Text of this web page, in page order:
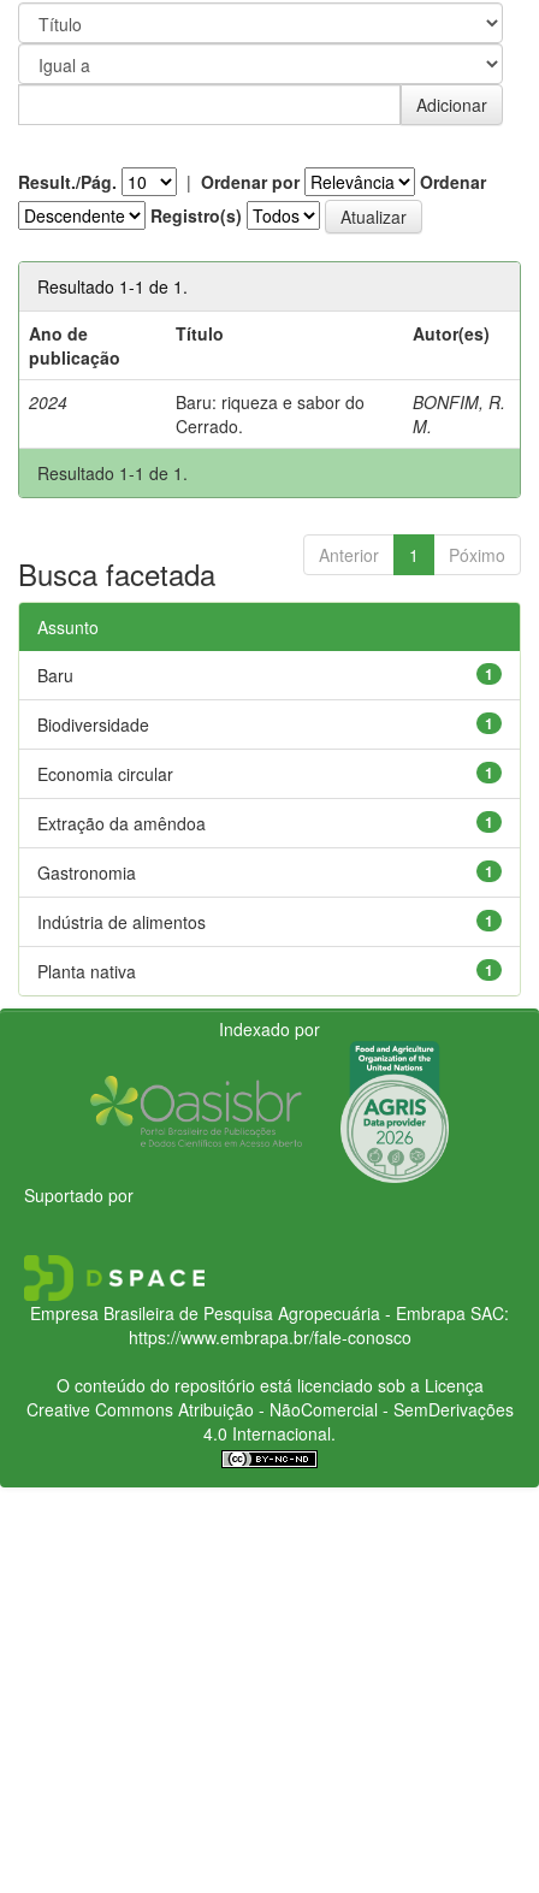
Result./Pág. | Ordenar por
Ordenar
Registro(s)
Resultado 1-1 de 1.
Ano de
publicação
Título Autor(es)
2024
Baru: riqueza e sabor do
Cerrado.
BONFIM, R.
M.
Resultado 1-1 de 1.
Anterior 1 Póximo
Busca facetada
Assunto
1
Baru
1
Biodiversidade
1
Economia circular
1
Extração da amêndoa
1
Gastronomia
1
Indústria de alimentos
1
Planta nativa
Indexado por
Suportado por
Empresa Brasileira de Pesquisa Agropecuária - Embrapa SAC:
https://www.embrapa.br/fale-conosco
O conteúdo do repositório está licenciado sob a Licença
Creative CommonsAtribuição - NãoComercial - SemDerivações
4.0 Internacional.